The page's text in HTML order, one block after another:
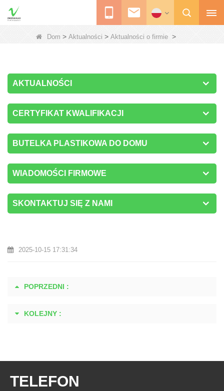
Dom > Aktualności > Aktualności o firmie >
AKTUALNOŚCI
CERTYFIKAT KWALIFIKACJI
BUTELKA PLASTIKOWA DO DOMU
WIADOMOŚCI FIRMOWE
SKONTAKTUJ SIĘ Z NAMI
2025-10-15 17:31:34
POPRZEDNI :
KOLEJNY :
TELEFON